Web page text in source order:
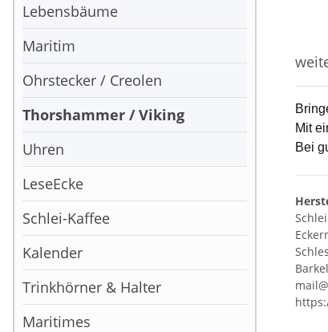
Mit
Bei
Lebensbäume
Maritim
Ohrstecker / Creolen
Thorshammer / Viking
Uhren
LeseEcke
Schlei-Kaffee
Kalender
Trinkhörner & Halter
Maritimes